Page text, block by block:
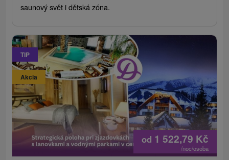
saunový svět i dětská zóna.
TIP
Akcia
od 1 522,79 Kč
/noc/osoba